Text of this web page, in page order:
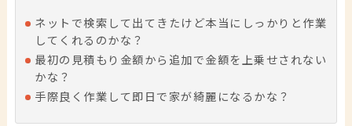
ネットで検索して出てきたけど本当にしっかりと作業
してくれるのかな？
最初の見積もり金額から追加で金額を上乗せされない
かな？
手際良く作業して即日で家が綺麗になるかな？